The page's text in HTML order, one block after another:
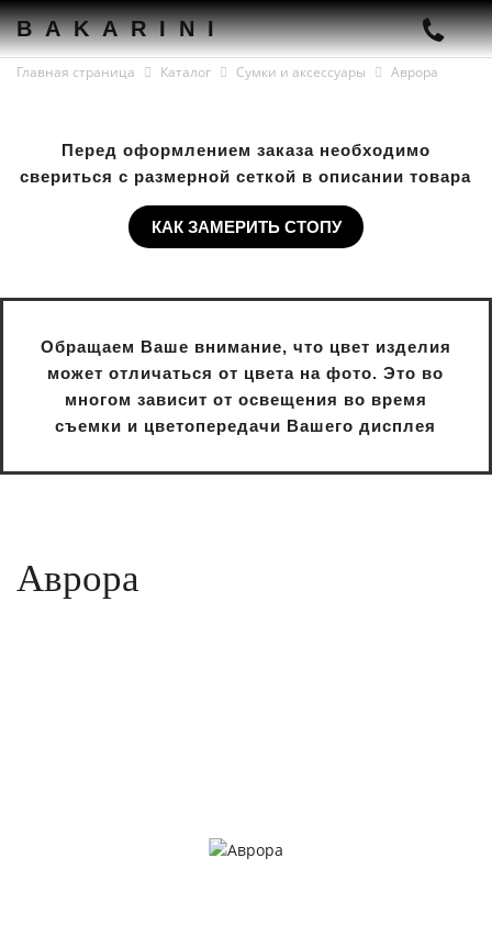
BAKARINI
Главная страница Каталог Сумки и аксессуары Аврора
Перед оформлением заказа необходимо
свериться с размерной сеткой в описании товара
КАК ЗАМЕРИТЬ СТОПУ
Обращаем Ваше внимание, что цвет изделия
может отличаться от цвета на фото. Это во
многом зависит от освещения во время
съемки и цветопередачи Вашего дисплея
Аврора